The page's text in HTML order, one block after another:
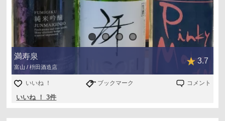
満寿泉
富山 / 枡田酒造店
3.7
いいね ！ ブックマーク コメント
いいね ！ 3件